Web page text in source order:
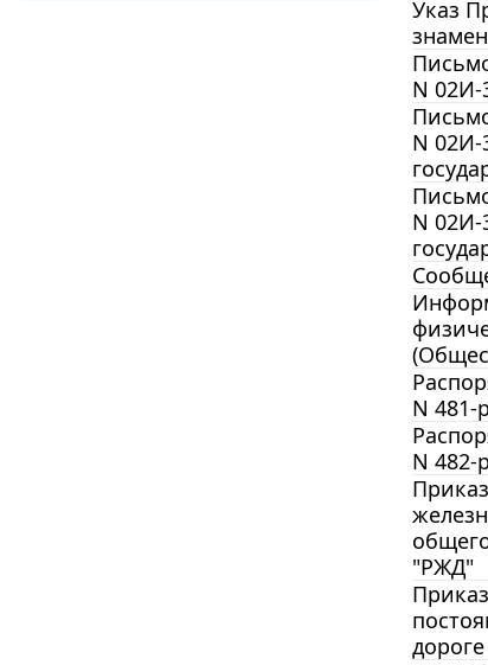
Указ
N 02И-
N 02И-
N 02И-
N 481-
N 482-
"РЖД"